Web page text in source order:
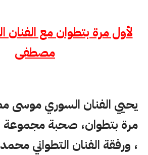
لأول مرة بتطوان مع
مصطفى
يحيي الفنان السوري موسى
مرة بتطوان، صحبة مجموعة
، ورفقة الفنان التطواني محمد